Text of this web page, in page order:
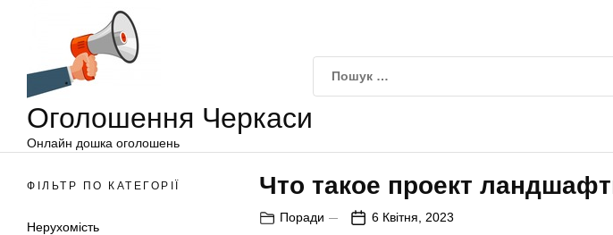
Оголошення Черкаси
Онлайн дошка оголошень
ФІЛЬТР ПО КАТЕГОРІЇ
Нерухомість
Что такое проект
Поради 6 Квітня, 2023